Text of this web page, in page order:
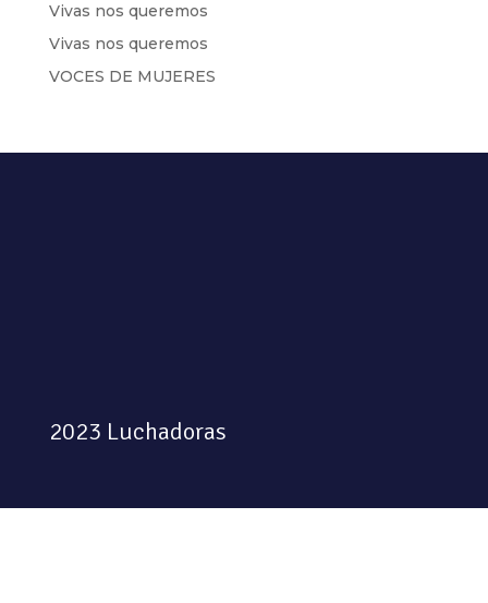
Vivas nos queremos
Vivas nos queremos
VOCES DE MUJERES
2023 Luchadoras